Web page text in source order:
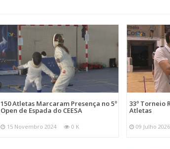
150 Atletas Marcaram Presença no 5º
Open de Espada do CEESA
15 Novembro 2024 0 K
33º Torneio
Atletas
09 Julho 2026